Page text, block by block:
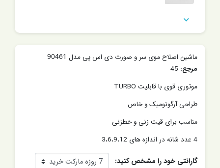

ماشین اصلاح موی سر و صورت دی اس پی مدل 90461
مرجع:
موتوری قوی با قابلیت TURBO
طراحی آرگونومیک و خاص
مناسب برای قیت زنی و خطزنی
4 عدد شانه در اندازه های 3،6،9،12
گارانتی خود را مشخص کنید: